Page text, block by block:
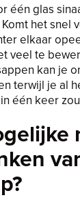
één glas
het snel
elkaar
veel te
kan je
terwijl je al
één keer